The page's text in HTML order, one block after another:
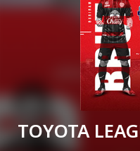
TOYOTA